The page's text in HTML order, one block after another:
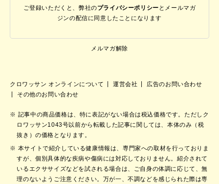
ご登録いただくと、弊社のプライバシーポリシー と メールマガ
ジンの配信に同意したことになります
メルマガ解除
クロワッサン オンラインについて 運営会社
広告のお問い合わせ
その他のお問い合わせ
記事中の商品価格は、特に表記がない場合は税込価格です。ただしク
ロワッサン1043号以前から転載した記事に関しては、本体のみ（税
抜き）の価格となります。
本サイトで紹介している健康情報は、専門家への取材を行っておりま
すが、個別具体的な疾病や傷病には対応しておりません。紹介されて
いるエクササイズなどを試される場合は、ご自身の体調に応じて、無
理のないようご注意ください。万が一、不調などを感じられた際は専